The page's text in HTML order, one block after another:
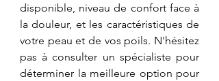
disponible, niveau de confort face à
la douleur, et les caractéristiques de
votre peau et de vos poils. N'hésitez
pas à consulter un spécialiste pour
déterminer la meilleure option pour